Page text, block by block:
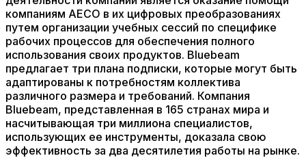
компаниям AECO в их цифровых преобразованиях
путем организации учебных сессий по специфике
рабочих процессов для обеспечения полного
использования своих продуктов. Bluebeam
предлагает три плана подписки, которые могут быть
адаптированы к потребностям коллектива
различного размера и требований. Компания
Bluebeam, представленная в 165 странах мира и
насчитывающая три миллиона специалистов,
использующих ее инструменты, доказала свою
эффективность за два десятилетия работы на рынке.